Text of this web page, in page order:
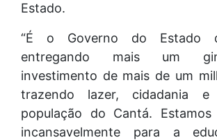
Estado.
“É o Governo do Estado
entregando mais um
investimento de mais de um
trazendo lazer, cidadania
população do Cantá. Estamos
incansavelmente para a